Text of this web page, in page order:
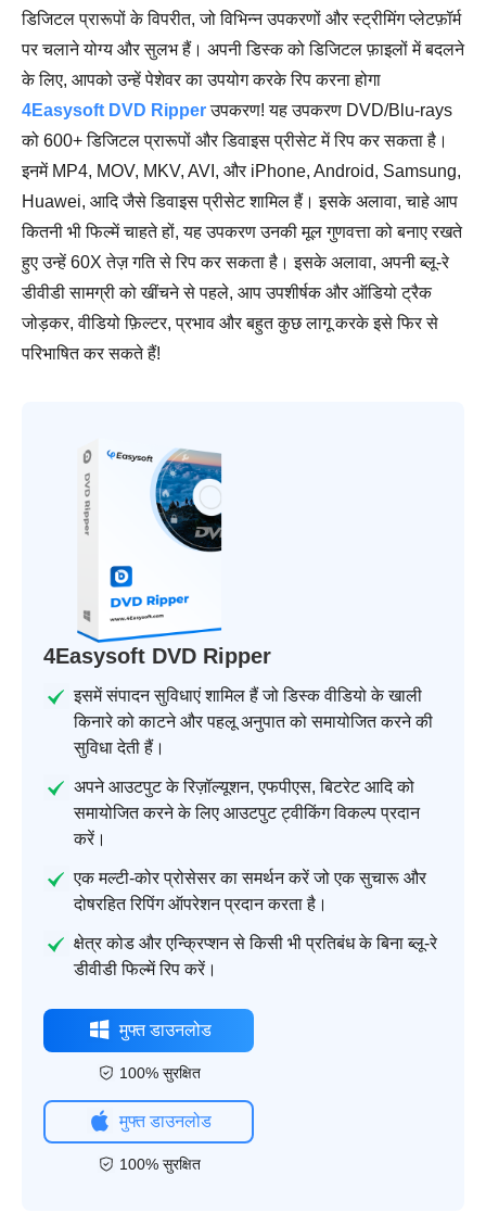
डिजिटल प्रारूपों के विपरीत, जो विभिन्न उपकरणों और स्ट्रीमिंग प्लेटफ़ॉर्म
पर चलाने योग्य और सुलभ हैं। अपनी डिस्क को डिजिटल फ़ाइलों में बदलने
के लिए, आपको उन्हें पेशेवर का उपयोग करके रिप करना होगा
4Easysoft DVD Ripperउपकरण! यह उपकरण DVD/Blu-rays
को 600+ डिजिटल प्रारूपों और डिवाइस प्रीसेट में रिप कर सकता है।
इनमें MP4, MOV, MKV, AVI, और iPhone, Android, Samsung,
Huawei, आदि जैसे डिवाइस प्रीसेट शामिल हैं। इसके अलावा, चाहे आप
कितनी भी फिल्में चाहते हों, यह उपकरण उनकी मूल गुणवत्ता को बनाए रखते
हुए उन्हें 60X तेज़ गति से रिप कर सकता है। इसके अलावा, अपनी ब्लू-रे
डीवीडी सामग्री को खींचने से पहले, आप उपशीर्षक और ऑडियो ट्रैक
जोड़कर, वीडियो फ़िल्टर, प्रभाव और बहुत कुछ लागू करके इसे फिर से
परिभाषित कर सकते हैं!
4Easysoft DVD Ripper
इसमें संपादन सुविधाएं शामिल हैं जो डिस्क वीडियो के खाली
किनारे को काटने और पहलू अनुपात को समायोजित करने की
सुविधा देती हैं।
अपने आउटपुट के रिज़ॉल्यूशन, एफपीएस, बिटरेट आदि को
समायोजित करने के लिए आउटपुट ट्वीकिंग विकल्प प्रदान
करें।
एक मल्टी-कोर प्रोसेसर का समर्थन करें जो एक सुचारू और
दोषरहित रिपिंग ऑपरेशन प्रदान करता है।
क्षेत्र कोड और एन्क्रिप्शन से किसी भी प्रतिबंध के बिना ब्लू-रे
डीवीडी फिल्में रिप करें।
मुफ्त डाउनलोड
100% सुरक्षित
मुफ्त डाउनलोड
100% सुरक्षित